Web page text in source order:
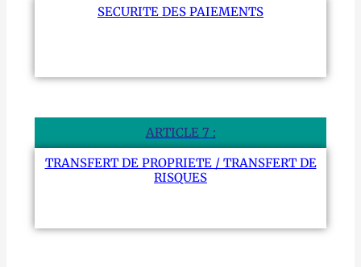
SECURITE DES PAIEMENTS
ARTICLE 7 :
TRANSFERT DE PROPRIETE / TRANSFERT DE
RISQUES